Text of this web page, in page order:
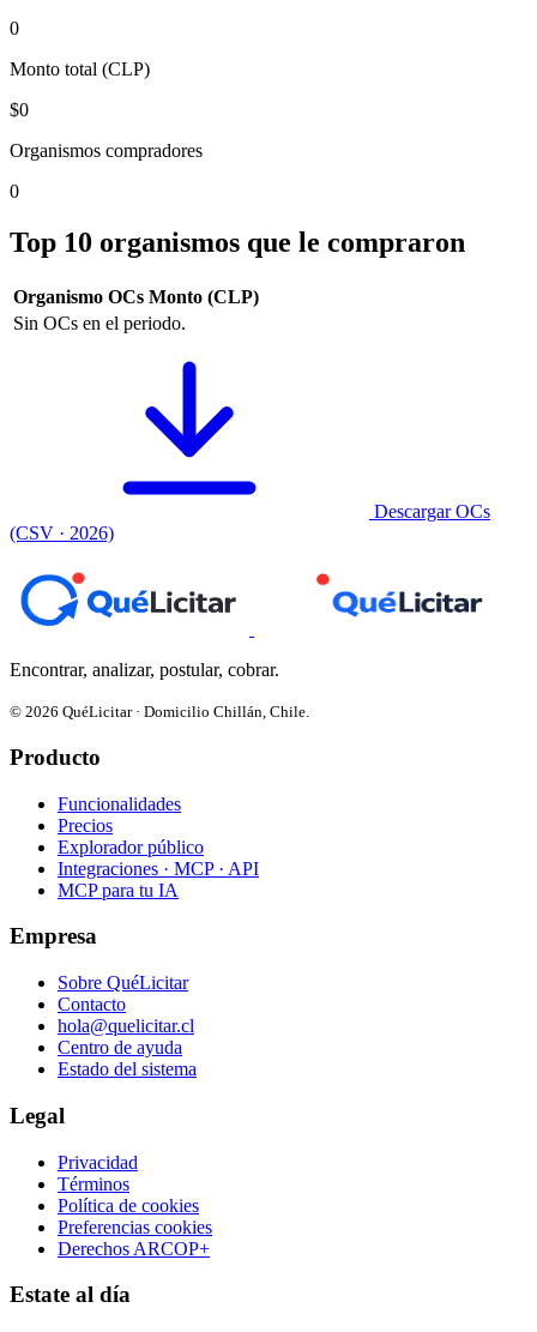
0
Monto total (CLP)
$0
Organismos compradores
0
Top 10 organismos que le compraron
Organismo OCs Monto (CLP)
Sin OCs en el periodo.
Descargar OCs
(CSV · 2026)
Encontrar, analizar, postular, cobrar.
© 2026 QuéLicitar · Domicilio Chillán, Chile.
Producto
Funcionalidades
Precios
Explorador público
Integraciones · MCP · API
MCP para tu IA
Empresa
Sobre QuéLicitar
Contacto
hola@quelicitar.cl
Centro de ayuda
Estado del sistema
Legal
Privacidad
Términos
Política de cookies
Preferencias cookies
Derechos ARCOP+
Estate al día